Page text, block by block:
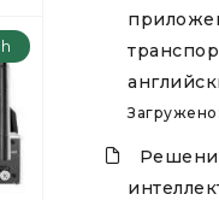
Загружено: